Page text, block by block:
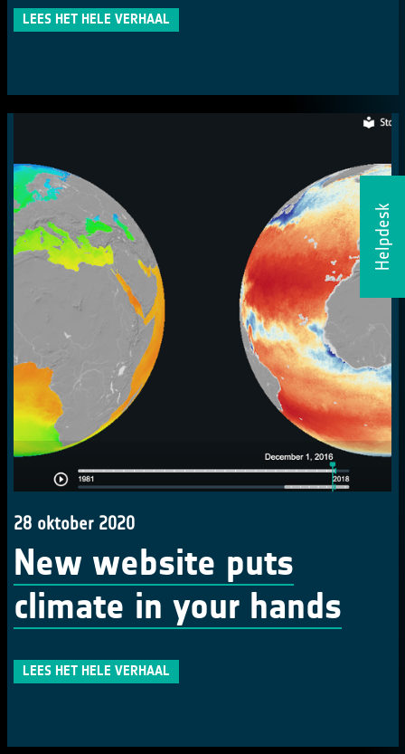
Helpdesk
LEES HET HELE VERHAAL
28 oktober 2020
New website puts
climate in your hands
LEES HET HELE VERHAAL